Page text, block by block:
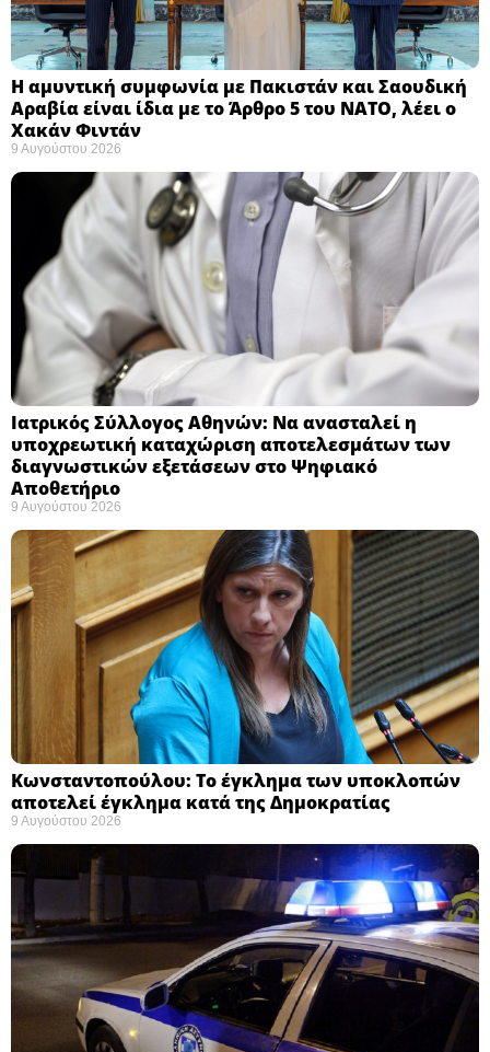
Η αμυντική συμφωνία με Πακιστάν και Σαουδική
Αραβία είναι ίδια με το Άρθρο 5 του ΝΑΤΟ, λέει ο
Χακάν Φιντάν ​
9 Αυγούστου 2026
Ιατρικός Σύλλογος Αθηνών: Να ανασταλεί η
υποχρεωτική καταχώριση αποτελεσμάτων των
διαγνωστικών εξετάσεων στο Ψηφιακό
Αποθετήριο ​
9 Αυγούστου 2026
Κωνσταντοπούλου: Το έγκλημα των υποκλοπών
αποτελεί έγκλημα κατά της Δημοκρατίας ​
9 Αυγούστου 2026